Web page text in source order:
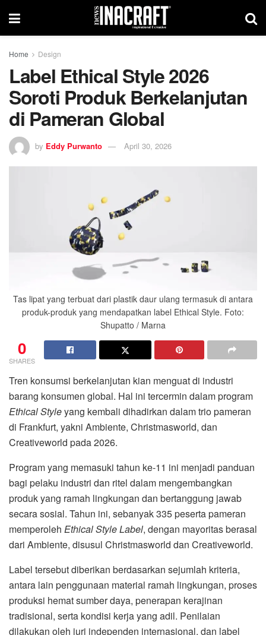
Home Design
Label Ethical Style 2026
Soroti Produk Berkelanjutan
di Pameran Global
by Eddy Purwanto April 30, 2026
Tas lipat yang terbuat dari plastik daur ulang termasuk di antara
produk-produk yang mendapatkan label Ethical Style. Foto:
Shupatto / Marna
0
SHARES
Tren konsumsi berkelanjutan kian menguat di industri
barang konsumen global. Hal ini tercermin dalam program
Ethical Styleyang kembali dihadirkan dalam trio pameran
di Frankfurt, yakni Ambiente, Christmasworld, dan
Creativeworld pada 2026.
Program yang memasuki tahun ke-11 ini menjadi panduan
bagi pelaku industri dan ritel dalam mengembangkan
produk yang ramah lingkungan dan bertanggung jawab
secara sosial. Tahun ini, sebanyak 335 peserta pameran
memperoleh Ethical Style Label, dengan mayoritas berasal
dari Ambiente, disusul Christmasworld dan Creativeworld.
Label tersebut diberikan berdasarkan sejumlah kriteria,
antara lain penggunaan material ramah lingkungan, proses
produksi hemat sumber daya, penerapan kerajinan
tradisional, serta kondisi kerja yang adil. Penilaian
dilakukan oleh juri independen internasional, dan label